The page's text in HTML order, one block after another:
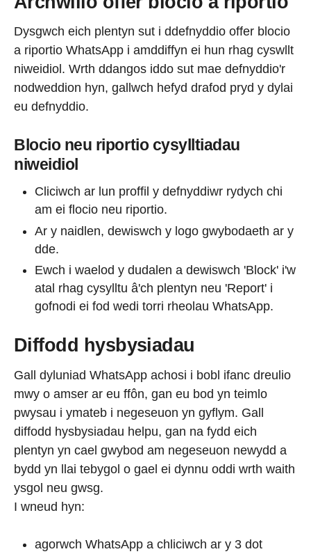
Dysgwch eich plentyn sut i ddefnyddio offer blocio
a riportio WhatsApp i amddiffyn ei hun rhag cyswllt
niweidiol. Wrth ddangos iddo sut mae defnyddio'r
nodweddion hyn, gallwch hefyd drafod pryd y dylai
eu defnyddio.
Blocio neu riportio cysylltiadau
niweidiol
Cliciwch ar lun proffil y defnyddiwr rydych chi
am ei flocio neu riportio.
Ar y naidlen, dewiswch y logo gwybodaeth ar y
dde.
Ewch i waelod y dudalen a dewiswch 'Block' i'w
atal rhag cysylltu â'ch plentyn neu 'Report' i
gofnodi ei fod wedi torri rheolau WhatsApp.
Diffodd hysbysiadau
Gall dyluniad WhatsApp achosi i bobl ifanc dreulio
mwy o amser ar eu ffôn, gan eu bod yn teimlo
pwysau i ymateb i negeseuon yn gyflym. Gall
diffodd hysbysiadau helpu, gan na fydd eich
plentyn yn cael gwybod am negeseuon newydd a
bydd yn llai tebygol o gael ei dynnu oddi wrth waith
ysgol neu gwsg.
I wneud hyn:
agorwch WhatsApp a chliciwch ar y 3 dot